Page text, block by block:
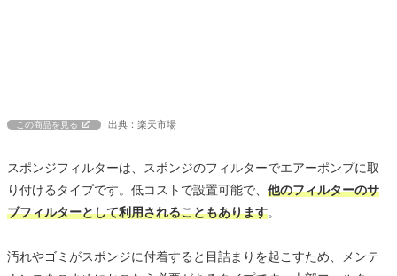
この商品を見る 出典：楽天市場
スポンジフィルターは、スポンジのフィルターでエアーポンプに取
り付けるタイプです。低コストで設置可能で、 他のフィルターのサ
ブフィルターとして利用されることもあります。
汚れやゴミがスポンジに付着すると目詰まりを起こすため、メンテ